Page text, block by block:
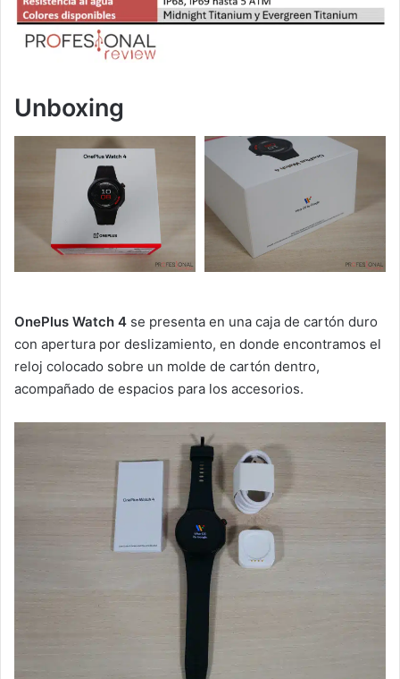
Unboxing
OnePlus Watch 4 se presenta en una caja de cartón duro
con apertura por deslizamiento, en donde encontramos el
reloj colocado sobre un molde de cartón dentro,
acompañado de espacios para los accesorios.